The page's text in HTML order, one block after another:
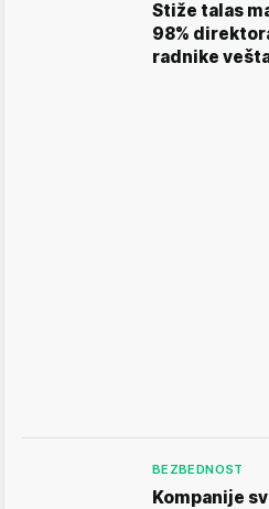
Stiže talas
98%
radnike
BEZBEDNOST
Kompanije